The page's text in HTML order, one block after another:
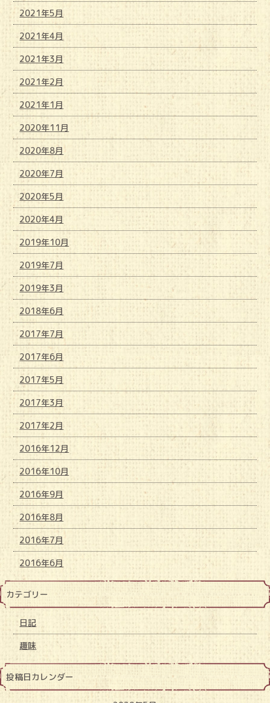
2021年5月
2021年4月
2021年3月
2021年2月
2021年1月
2020年11月
2020年8月
2020年7月
2020年5月
2020年4月
2019年10月
2019年7月
2019年3月
2018年6月
2017年7月
2017年6月
2017年5月
2017年3月
2017年2月
2016年12月
2016年10月
2016年9月
2016年8月
2016年7月
2016年6月
カテゴリー
日記
趣味
投稿日カレンダー